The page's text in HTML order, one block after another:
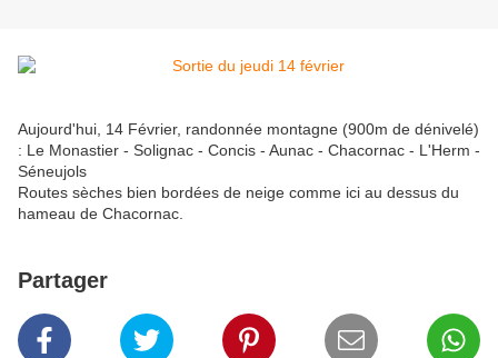
Aujourd'hui, 14 Février, randonnée montagne (900m de dénivelé)
: Le Monastier - Solignac - Concis - Aunac - Chacornac - L'Herm -
Séneujols
Routes sèches bien bordées de neige comme ici au dessus du
hameau de Chacornac.
Partager